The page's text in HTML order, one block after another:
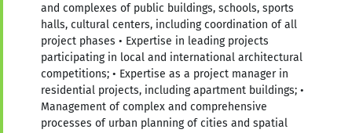
and complexes of public buildings, schools, sports
halls, cultural centers, including coordination of all
project phases • Expertise in leading projects
participating in local and international architectural
competitions; • Expertise as a project manager in
residential projects, including apartment buildings; •
Management of complex and comprehensive
processes of urban planning of cities and spatial